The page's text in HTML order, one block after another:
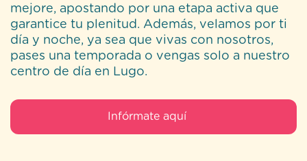
mejore, apostando por una etapa activa que
garantice tu plenitud. Además, velamos por ti
día y noche, ya sea que vivas con nosotros,
pases una temporada o vengas solo a nuestro
centro de día en Lugo.
Infórmate aquí